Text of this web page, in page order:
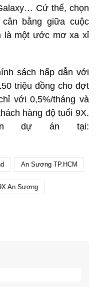
Cứ thế, chọn
bằng giữa cuộc
là một ước mơ xa xỉ
sách hấp dẫn với
triệu đồng cho đợt
với 0,5%/tháng và
hàng độ tuổi 9X.
dự án tại:
An Sương TP.HCM
An Sương